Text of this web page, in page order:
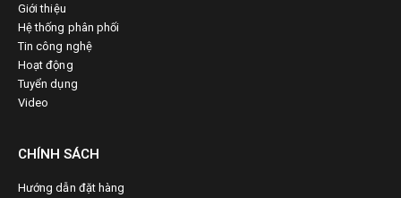
Giới thiệu
Hệ thống phân phối
Tin công nghệ
Hoạt động
Tuyển dụng
Video
CHÍNH SÁCH
Hướng dẫn đặt hàng